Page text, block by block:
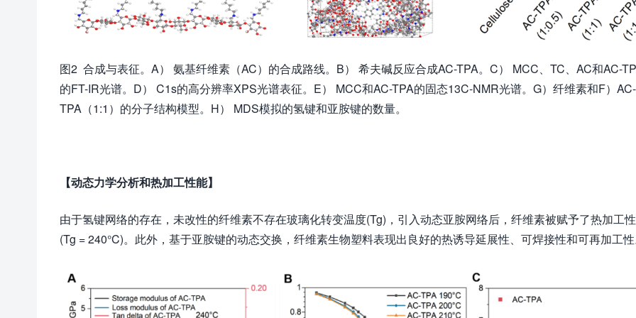
图2 合成与表征。A） 氨基纤维素（AC）的合成路线。B） 希夫碱反应合成AC-TPA。C） MCC、TC、AC和AC-
的FT-IR光谱。D） C1s的高分辨率XPS光谱表征。E） MCC和AC-TPA的固态13C-NMR光谱。G）纤维素和F）AC-
TPA（1:1）的分子结构模型。H） MDS模拟的氢键和亚胺键的数量。
【动态力学分析和热加工性能】
由于氢键网络的存在，未改性的纤维素不存在玻璃化转变温度(Tg)，引入动态亚胺网络后，纤维素被赋予了热加工性
(Tg = 240°C)。此外，基于亚胺键的动态交换，纤维素生物塑料表现出良好的热诱导延展性、可焊接性和可再加工